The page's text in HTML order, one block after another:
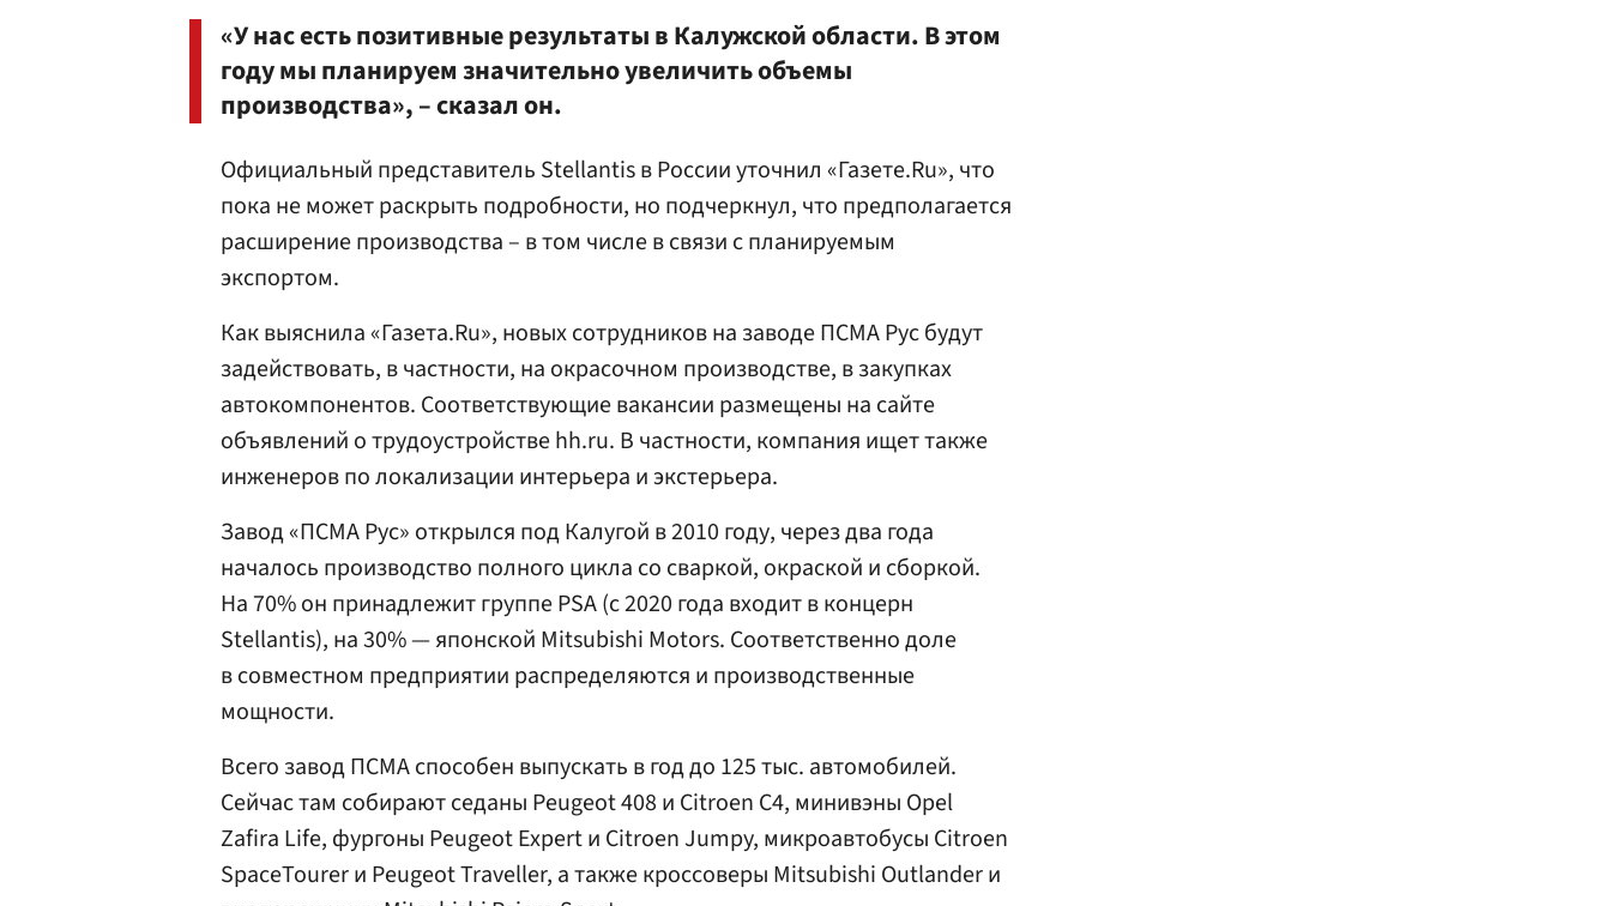
«У нас есть позитивные результаты в Калужской области. В этом
году мы планируем значительно увеличить объемы
производства», – сказал он.
Официальный представитель Stellantis в России уточнил «Газете.Ru», что
пока не может раскрыть подробности, но подчеркнул, что предполагается
расширение производства – в том числе в связи с планируемым
экспортом.
Как выяснила «Газета.Ru», новых сотрудников на заводе ПСМА Рус будут
задействовать, в частности, на окрасочном производстве, в закупках
автокомпонентов. Соответствующие вакансии размещены на сайте
объявлений о трудоустройстве hh.ru. В частности, компания ищет также
инженеров по локализации интерьера и экстерьера.
Завод «ПСМА Рус» открылся под Калугой в 2010 году, через два года
началось производство полного цикла со сваркой, окраской и сборкой.
На 70% он принадлежит группе PSA (с 2020 года входит в концерн
Stellantis), на 30% — японской Mitsubishi Motors. Соответственно доле
в совместном предприятии распределяются и производственные
мощности.
Всего завод ПСМА способен выпускать в год до 125 тыс. автомобилей.
Сейчас там собирают седаны Peugeot 408 и Citroen С4, минивэны Opel
Zafira Life, фургоны Peugeot Expert и Citroen Jumpy, микроавтобусы Citroen
SpaceTourer и Peugeot Traveller, а также кроссоверы Mitsubishi Outlander и